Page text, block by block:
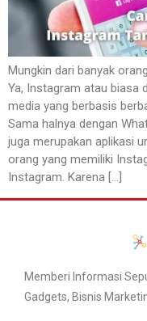
Mungkin dari banyak
Ya, Instagram atau biasa
media yang berbasis
Sama halnya dengan
juga merupakan aplikasi
orang yang memiliki
Instagram. Karena […]
Memberi Informasi
Gadgets, Bisnis